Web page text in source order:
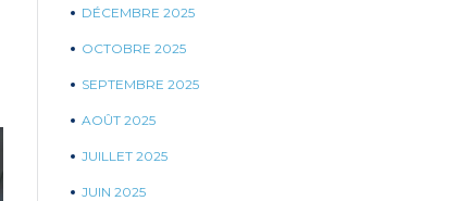
DÉCEMBRE 2025
OCTOBRE 2025
SEPTEMBRE 2025
AOÛT 2025
JUILLET 2025
JUIN 2025